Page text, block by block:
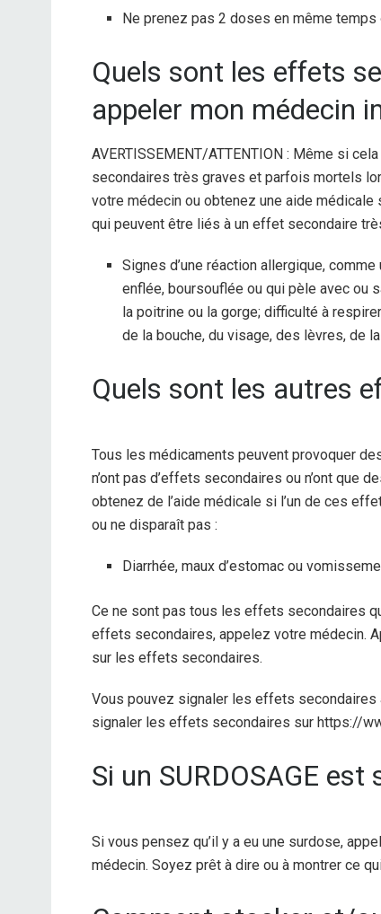
Ne prenez pas 2 doses en même
Quels sont les effets
appeler mon médecin
AVERTISSEMENT/ATTENTION : Même si
secondaires très graves et parfois mortels
votre médecin ou obtenez une aide
qui peuvent être liés à un effet secondaire
Signes d’une réaction allergique,
enflée, boursouflée ou qui pèle avec ou
la poitrine ou la gorge; difficulté à
de la bouche, du visage, des lèvres, de
Quels sont les autres
Tous les médicaments peuvent provoquer
n’ont pas d’effets secondaires ou n’ont que
obtenez de l’aide médicale si l’un de ces
ou ne disparaît pas :
Diarrhée, maux d’estomac ou
Ce ne sont pas tous les effets secondaires
effets secondaires, appelez votre médecin.
sur les effets secondaires.
Vous pouvez signaler les effets secondaires
signaler les effets secondaires sur https://
Si un SURDOSAGE est
Si vous pensez qu’il y a eu une surdose,
médecin. Soyez prêt à dire ou à montrer ce